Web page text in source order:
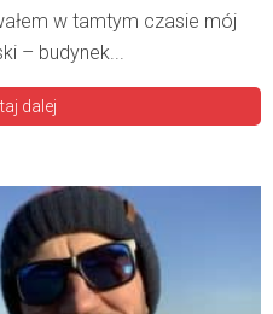
w tamtym czasie mój
– budynek...
dalej